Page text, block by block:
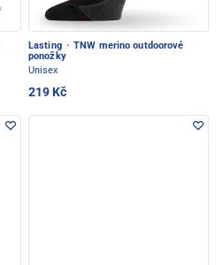
Lasting · TNW merino outdoorové
ponožky
Unisex
219 Kč